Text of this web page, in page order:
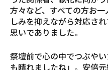
方々など、すべての方お
しみを抑えながら対応さ
思いでありました。
祭壇前で心の中でつぶや
も晴れましたね」。安倍